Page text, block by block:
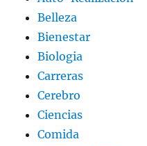
Belleza
Bienestar
Biologia
Carreras
Cerebro
Ciencias
Comida